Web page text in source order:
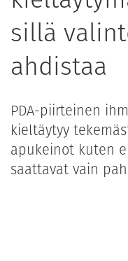
sillä
ahdistaa
PDA-piirteinen
kieltäytyy
apukeinot kuten
saattavat vain